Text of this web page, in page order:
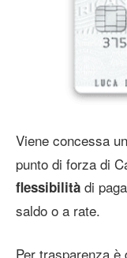
Viene concessa
punto di forza di
flessibilità di
saldo o a rate.
Per trasparenza